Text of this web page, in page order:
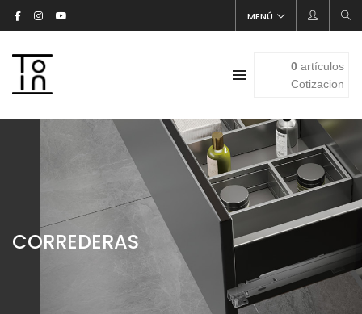
MENÚ
0artículos
Cotizacion
CORREDERAS